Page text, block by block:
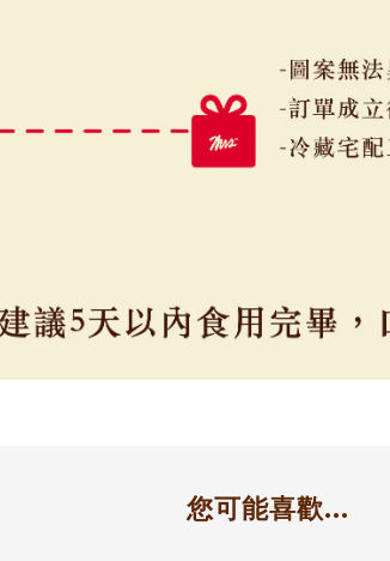
您可能喜歡...